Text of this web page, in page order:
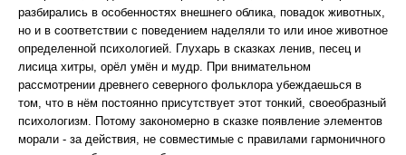
разбирались в особенностях внешнего облика, повадок животных,
но и в соответствии с поведением наделяли то или иное животное
определенной психологией. Глухарь в сказках ленив, песец и
лисица хитры, орёл умён и мудр. При внимательном
рассмотрении древнего северного фольклора убеждаешься в
том, что в нём постоянно присутствует этот тонкий, своеобразный
психологизм. Потому закономерно в сказке появление элементов
морали - за действия, не совместимые с правилами гармоничного